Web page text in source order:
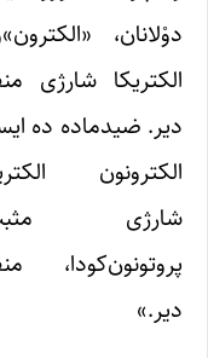
دوْلانان، «الکترون»ون
الکتریکا شارژی منفی
دیر. ضیدماده ده ایسه،
الکترونون الکتریکا
شارژی مثبت،
پروتونون‌کودا، منفی
دیر.»